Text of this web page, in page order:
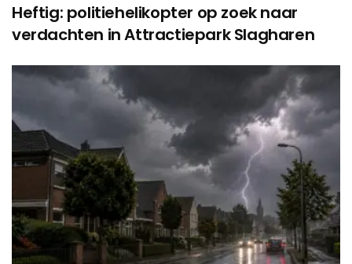
Heftig: politiehelikopter op zoek naar
verdachten in Attractiepark Slagharen